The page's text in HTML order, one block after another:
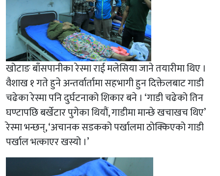
खोटाङ बाँसपानीका रेस्मा राई मलेसिया जाने तयारीमा थिए ।
वैशाख १ गते हुने अन्तर्वार्तामा सहभागी हुन दिक्तेलबाट गाडी
चढेका रेस्मा पनि दुर्घटनाको शिकार बने । ‘गाडी चढेको तिन
घण्टापछि बर्खेटार पुगेका थियौं, गाडीमा मान्छे खचाखच थिए’
रेस्मा भन्छन्, ‘अचानक सडकको पर्खालमा ठोक्किएको गाडी
पर्खाल भत्काएर खस्यो ।’